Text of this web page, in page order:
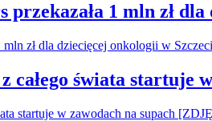
przekazała 1 mln zł
całego świata startuje